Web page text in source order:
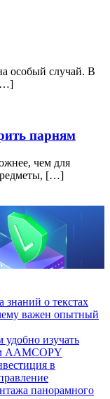
особый случай. В
парням
чем для
[…]
о текстах
важен опытный
изучать
AAMCOPY
в
панорамного